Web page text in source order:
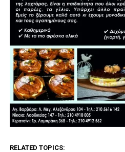
RELATED TOPICS: